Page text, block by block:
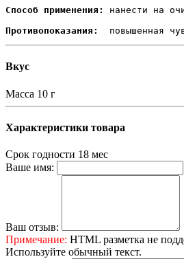
Способ применения:
нанести на
Противопоказания:
повышенная
Вкус
Масса 10 г
Характеристики товара
Срок годности 18 мес
Ваше имя:
Ваш отзыв:
Примечание: HTML разметка не
Используйте обычный текст.